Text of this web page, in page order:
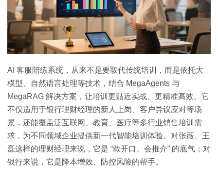
AI 客服陪练系统，从来不是要取代传统培训，而是依托大
模型、自然语言处理等技术，结合 MegaAgents 与
MegaRAG 解决方案，让培训更贴近实战、更精准高效。它
不仅适用于银行理财经理的新人上岗、客户异议应对等场
景，还能覆盖泛互联网、教育、医疗等多行业销售培训需
求，为不同领域企业提供新一代智能培训体验。对张薇、王
磊这样的理财经理来说，它是 “敢开口、会推介” 的底气；对
银行来说，它是降本增效、防控风险的帮手。